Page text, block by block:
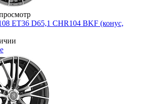
ET36 D65,1 CHR104 BKF (конус,